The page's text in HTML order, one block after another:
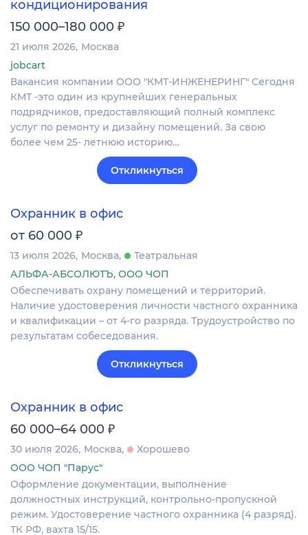
кондиционирования
150 000–180 000 ₽
21 июля 2026 Москва
jobcart
Вакансия компании ООО "КМТ-ИНЖЕНЕРИНГ" Сегодня
КМТ -это один из крупнейших генеральных
подрядчиков, предоставляющий полный комплекс
услуг по ремонту и дизайну помещений. За свою
более чем 25- летнюю историю…
Откликнуться
Охранник в офис
от 60 000 ₽
13 июля 2026 Москва
Театральная
АЛЬФА-АБСОЛЮТЪ, ООО ЧОП
Обеспечивать охрану помещений и территорий.
Наличие удостоверения личности частного охранника
и квалификации – от 4-го разряда. Трудоустройство по
результатам собеседования.
Откликнуться
Охранник в офис
60 000–64 000 ₽
30 июля 2026 Москва
Хорошево
ООО ЧОП "Парус"
Оформление документации, выполнение
должностных инструкций, контрольно-пропускной
режим. Удостоверение частного охранника (4 разряд).
ТК РФ, вахта 15/15.